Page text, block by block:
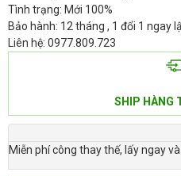
Tình trạng: Mới 100%
Bảo hành: 12 tháng , 1 đổi 1 ngay
Liên hệ: 0977.809.723
SHIP HÀNG
Miễn phí công thay thế, lấy ngay